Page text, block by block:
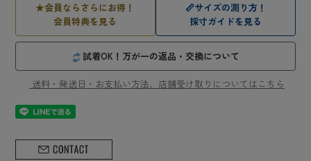
★会員ならさらにお得！
会員特典を見る
📏サイズの測り方！
採寸ガイドを見る
試着OK！万が一の返品・交換について
送料・発送日・お支払い方法、店舗受け取りについてはこちら